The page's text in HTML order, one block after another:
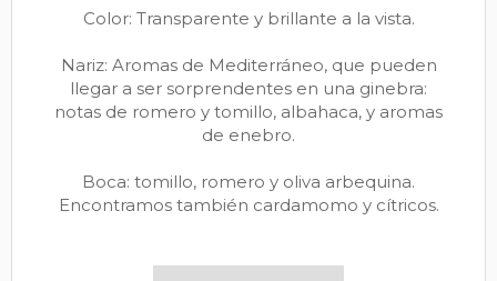
Color: Transparente y brillante a la vista.
Nariz: Aromas de Mediterráneo, que pueden
llegar a ser sorprendentes en una ginebra:
notas de romero y tomillo, albahaca, y aromas
de enebro.
Boca: tomillo, romero y oliva arbequina.
Encontramos también cardamomo y cítricos.